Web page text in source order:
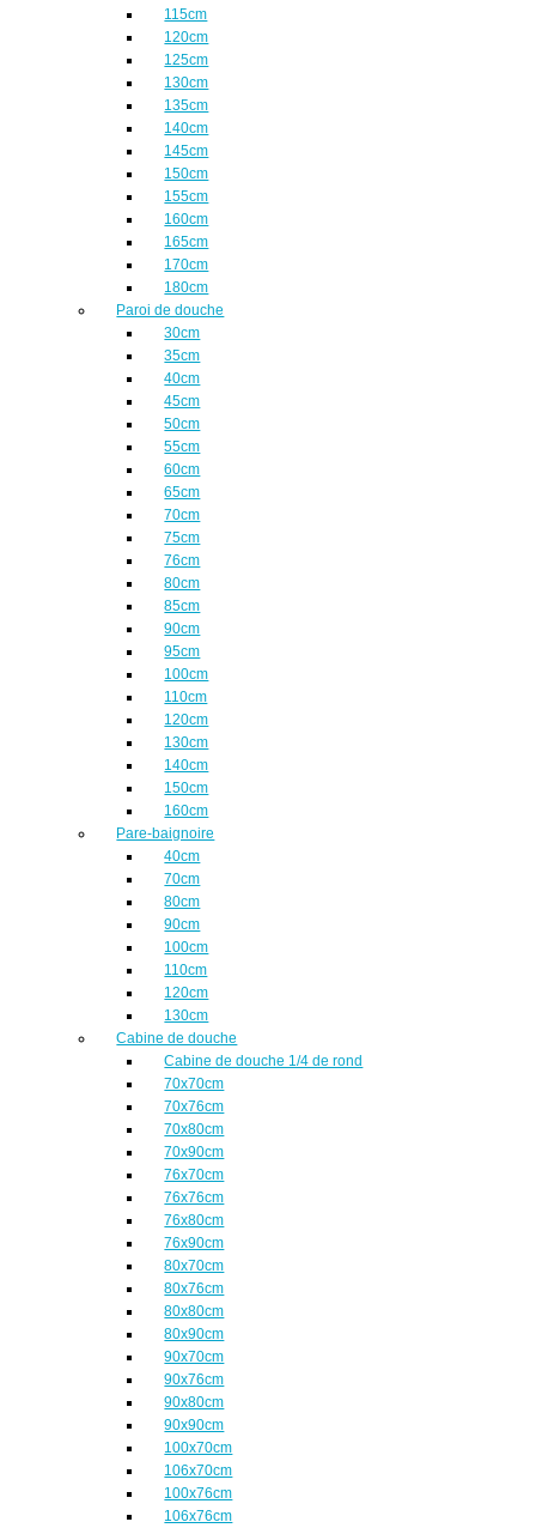
115cm
120cm
125cm
130cm
135cm
140cm
145cm
150cm
155cm
160cm
165cm
170cm
180cm
Paroi de douche
30cm
35cm
40cm
45cm
50cm
55cm
60cm
65cm
70cm
75cm
76cm
80cm
85cm
90cm
95cm
100cm
110cm
120cm
130cm
140cm
150cm
160cm
Pare-baignoire
40cm
70cm
80cm
90cm
100cm
110cm
120cm
130cm
Cabine de douche
Cabine de douche 1/4 de rond
70x70cm
70x76cm
70x80cm
70x90cm
76x70cm
76x76cm
76x80cm
76x90cm
80x70cm
80x76cm
80x80cm
80x90cm
90x70cm
90x76cm
90x80cm
90x90cm
100x70cm
106x70cm
100x76cm
106x76cm